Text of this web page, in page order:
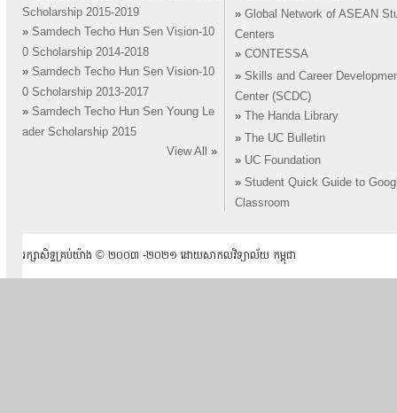
Scholarship 2015-2019
» Samdech Techo Hun Sen Vision-10
0 Scholarship 2014-2018
» Samdech Techo Hun Sen Vision-10
0 Scholarship 2013-2017
» Samdech Techo Hun Sen Young Le
ader Scholarship 2015
View All
»
» Global Network of ASEAN
Centers
» CONTESSA
» Skills and Career
Center (SCDC)
»
The Handa Library
»
The UC Bulletin
» UC Foundation
» Student Quick Guide to
Classroom
រក្សាសិទ្ធគ្រប់យ៉ាង ​© ២០០៣ -២០២១ ដោយសាកលវិទ្យាល័យ កម្ពុជា